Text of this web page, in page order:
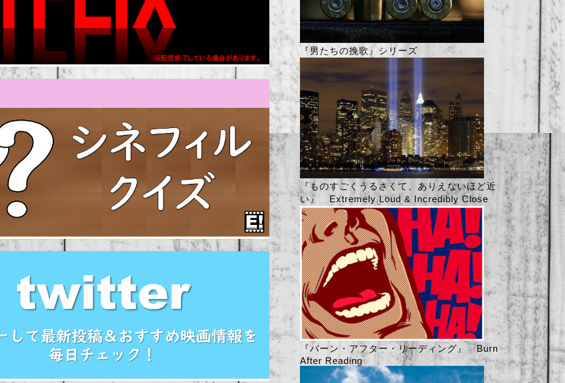
『男たちの挽歌』シリーズ
『ものすごくうるさくて、ありえないほど近
い』 Extremely Loud & Incredibly Close
『バーン・アフター・リーディング』 Burn
After Reading